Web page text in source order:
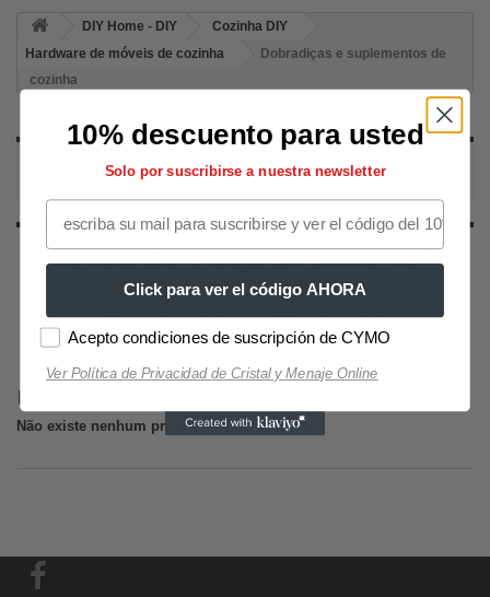
DIY Home - DIY
Cozinha DIY
Hardware de móveis de cozinha
Dobradiças e suplementos de
cozinha
DOBRADIÇAS E SUPLEMENTOS DE COZINHA
Dobradiças e suplementos de
cozinha
Dobradiças e suplementos de cozinha. Ferramentas e Acessórios
para Dobradiças e Suplementos
DOBRADIÇAS E SUPLEMENTOS DE COZINHA
Não existe nenhum produto nesta categoria.
10% descuento para usted
Solo por suscribirse a nuestra newsletter
Click para ver el código AHORA
Acepto condiciones de suscripción de CYMO
Ver Política de Privacidad de Cristal y Menaje Online